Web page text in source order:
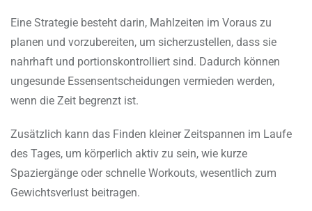
Eine Strategie besteht darin, Mahlzeiten im Voraus zu
planen und vorzubereiten, um sicherzustellen, dass sie
nahrhaft und portionskontrolliert sind. Dadurch können
ungesunde Essensentscheidungen vermieden werden,
wenn die Zeit begrenzt ist.
Zusätzlich kann das Finden kleiner Zeitspannen im Laufe
des Tages, um körperlich aktiv zu sein, wie kurze
Spaziergänge oder schnelle Workouts, wesentlich zum
Gewichtsverlust beitragen.